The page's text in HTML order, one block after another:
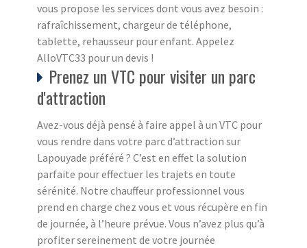
vous propose les services dont vous avez besoin :
rafraîchissement, chargeur de téléphone,
tablette, rehausseur pour enfant. Appelez
AlloVTC33 pour un devis !
Prenez un VTC pour visiter un parc
d'attraction
Avez-vous déjà pensé à faire appel à un VTC pour
vous rendre dans votre parc d’attraction sur
Lapouyade préféré ? C’est en effet la solution
parfaite pour effectuer les trajets en toute
sérénité. Notre chauffeur professionnel vous
prend en charge chez vous et vous récupère en fin
de journée, à l’heure prévue. Vous n’avez plus qu’à
profiter sereinement de votre journée